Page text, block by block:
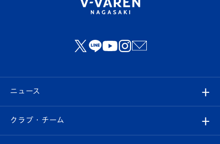
ニュース
すべて
クラブ・チーム